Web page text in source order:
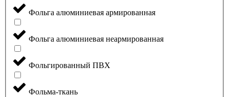
Фольга алюминиевая армированная
Фольга алюминиевая неармированная
Фольгированный ПВХ
Фольма-ткань